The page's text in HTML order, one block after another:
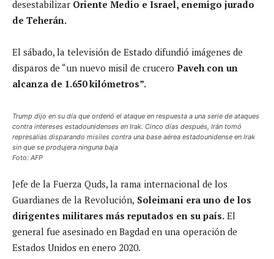
desestabilizar Oriente Medio e Israel, enemigo jurado
de Teherán.
El sábado, la televisión de Estado difundió imágenes de
disparos de “un nuevo misil de crucero Paveh con un
alcanza de 1.650 kilómetros”.
Trump dijo en su día que ordenó el ataque en respuesta a una serie de ataques
contra intereses estadounidenses en Irak. Cinco días después, Irán tomó
represalias disparando misiles contra una base aérea estadounidense en Irak
sin que se produjera ninguna baja
Foto: AFP
Jefe de la Fuerza Quds, la rama internacional de los
Guardianes de la Revolución, Soleimani era uno de los
dirigentes militares más reputados en su país. El
general fue asesinado en Bagdad en una operación de
Estados Unidos en enero 2020.